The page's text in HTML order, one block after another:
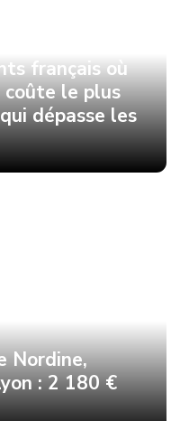
français où
coûte le plus
dépasse les
Nordine,
: 2 180 €